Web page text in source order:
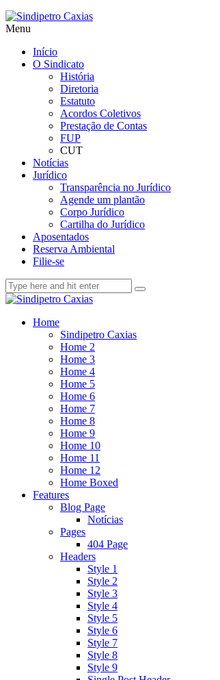
Menu
Início
O Sindicato
História
Diretoria
Estatuto
Acordos Coletivos
Prestação de Contas
FUP
CUT
Notícias
Jurídico
Transparência no Jurídico
Agende um plantão
Corpo Jurídico
Cartilha do Jurídico
Aposentados
Reserva Ambiental
Filie-se
Home
Sindipetro Caxias
Home 2
Home 3
Home 4
Home 5
Home 6
Home 7
Home 8
Home 9
Home 10
Home 11
Home 12
Home Boxed
Features
Blog Page
Notícias
Pages
404 Page
Headers
Style 1
Style 2
Style 3
Style 4
Style 5
Style 6
Style 7
Style 8
Style 9